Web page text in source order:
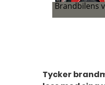
Brandbilens
Tycker